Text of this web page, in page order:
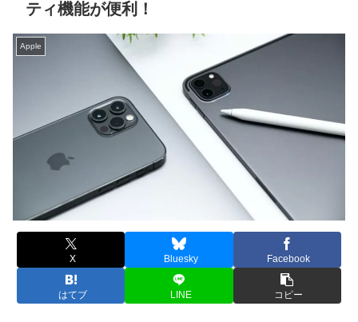
ティ機能が便利！
Apple
X Bluesky Facebook
はてブ LINE コピー